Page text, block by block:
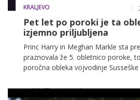
KRALJEVO
Pet let po poroki je ta
izjemno priljubljena
Princ Harry in Meghan Markle sta
praznovala že 5. obletnico poroke,
poročna obleka vojvodinje